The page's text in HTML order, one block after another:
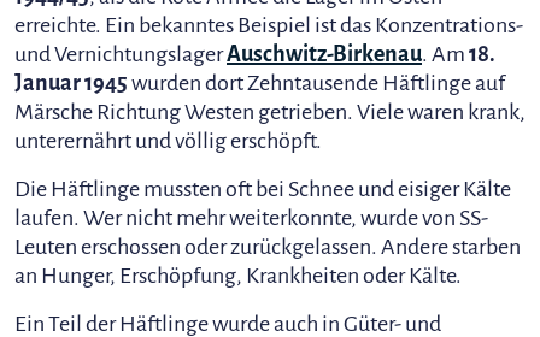
erreichte. Ein bekanntes Beispiel ist das Konzentrations-
und VernichtungslagerAuschwitz-Birkenau. Am 18.
Januar 1945 wurden dort Zehntausende Häftlinge auf
Märsche Richtung Westen getrieben. Viele waren krank,
unterernährt und völlig erschöpft.
Die Häftlinge mussten oft bei Schnee und eisiger Kälte
laufen. Wer nicht mehr weiterkonnte, wurde von SS-
Leuten erschossen oder zurückgelassen. Andere starben
an Hunger, Erschöpfung, Krankheiten oder Kälte.
Ein Teil der Häftlinge wurde auch in Güter- und